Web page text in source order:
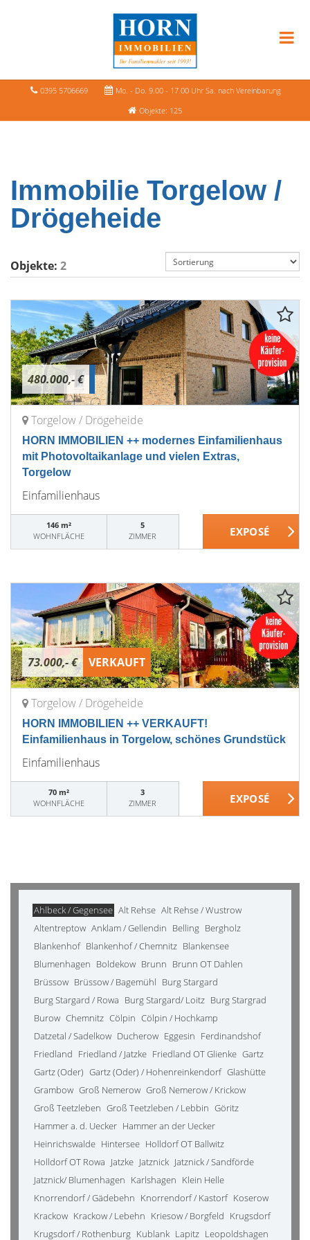
0395 5706669
Mo. - Do. 9.00 - 17.00 Uhr Sa. nach Vereinbarung
Objekte: 125
Immobilie Torgelow /
Drögeheide
Objekte: 2
480.000,- €
Torgelow / Drögeheide
HORN IMMOBILIEN ++ modernes Einfamilienhaus
mit Photovoltaikanlage und vielen Extras,
Torgelow
Einfamilienhaus
146 m²
WOHNFLÄCHE
5
ZIMMER
73.000,- € VERKAUFT
Torgelow / Drögeheide
HORN IMMOBILIEN ++ VERKAUFT!
Einfamilienhaus in Torgelow, schönes Grundstück
Einfamilienhaus
70 m²
WOHNFLÄCHE
3
ZIMMER
Ahlbeck / Gegensee Alt Rehse Alt Rehse / Wustrow
Altentreptow Anklam / Gellendin Belling Bergholz
Blankenhof Blankenhof / Chemnitz Blankensee
Blumenhagen Boldekow Brunn Brunn OT Dahlen
Brüssow Brüssow / Bagemühl Burg Stargard
Burg Stargard / Rowa Burg Stargard/ Loitz Burg Stargrad
Burow Chemnitz Cölpin Cölpin / Hochkamp
Datzetal / Sadelkow Ducherow Eggesin Ferdinandshof
Friedland Friedland / Jatzke Friedland OT Glienke Gartz
Gartz (Oder) Gartz (Oder) / Hohenreinkendorf Glashütte
Grambow Groß Nemerow Groß Nemerow / Krickow
Groß Teetzleben Groß Teetzleben / Lebbin Göritz
Hammer a. d. Uecker Hammer an der Uecker
Heinrichswalde Hintersee Holldorf OT Ballwitz
Holldorf OT Rowa Jatzke Jatznick Jatznick / Sandförde
Jatznick/ Blumenhagen Karlshagen Klein Helle
Knorrendorf / Gädebehn Knorrendorf / Kastorf Koserow
Krackow Krackow / Lebehn Kriesow / Borgfeld Krugsdorf
Krugsdorf / Rothenburg Kublank Lapitz Leopoldshagen